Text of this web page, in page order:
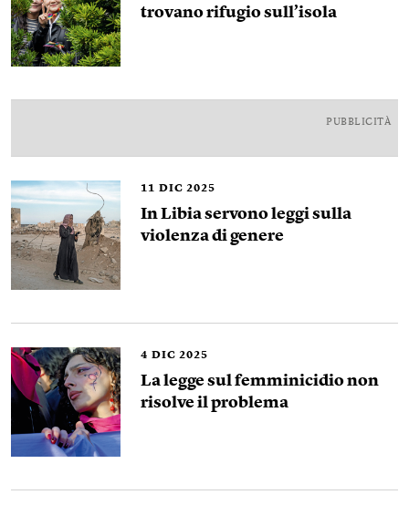
trovano rifugio sull’isola
PUBBLICITÀ
11 DIC 2025
In Libia servono leggi sulla
violenza di genere
4 DIC 2025
La legge sul femminicidio non
risolve il problema